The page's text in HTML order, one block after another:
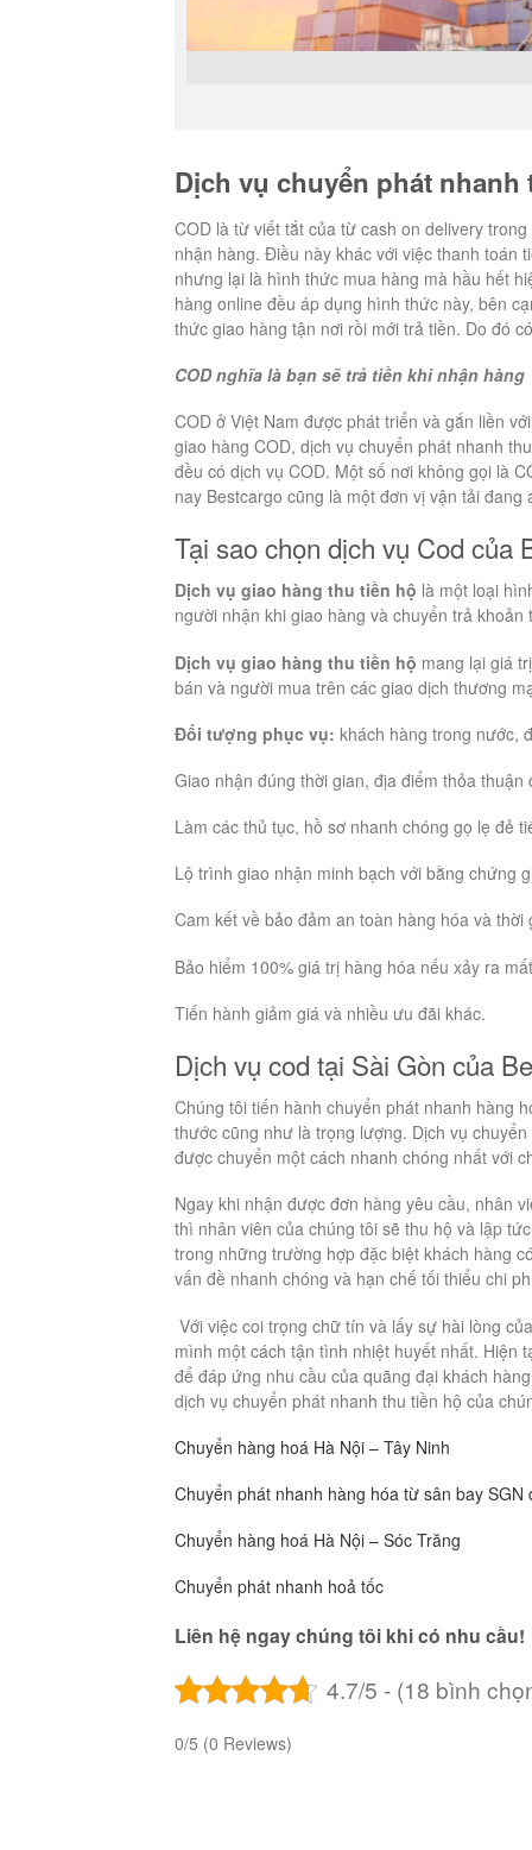
Dịch vụ chuyển phát nhanh
COD là từ viết tắt của từ cash on delivery
nhận hàng. Điều này khác với việc thanh toán
nhưng lại là hình thức mua hàng mà hầu hết
hàng online đều áp dụng hình thức này, bên
thức giao hàng tận nơi rồi mới trả tiền. Do đó
COD nghĩa là bạn sẽ trả tiền khi nhận hàng
COD ở Việt Nam được phát triển và gắn liền
giao hàng COD, dịch vụ chuyển phát nhanh
đều có dịch vụ COD. Một số nơi không gọi là
nay Bestcargo cũng là một đơn vị vận tải
Tại sao chọn dịch vụ Cod của
Dịch vụ giao hàng thu tiền hộ là một loại
người nhận khi giao hàng và chuyển trả khoản
Dịch vụ giao hàng thu tiền hộ mang lại giá
bán và người mua trên các giao dịch thương
Đối tượng phục vụ: khách hàng trong nước,
Giao nhận đúng thời gian, địa điểm thỏa
Làm các thủ tục, hồ sơ nhanh chóng gọ lẹ đẻ
Lộ trình giao nhận minh bạch với bằng chứng
Cam kết về bảo đảm an toàn hàng hóa và thời
Bảo hiểm 100% giá trị hàng hóa nếu xảy ra
Tiến hành giảm giá và nhiều ưu đãi khác.
Dịch vụ cod tại Sài Gòn của
Chúng tôi tiến hành chuyển phát nhanh hàng
thước cũng như là trọng lượng. Dịch vụ
được chuyển một cách nhanh chóng nhất với
Ngay khi nhận được đơn hàng yêu cầu, nhân
thì nhân viên của chúng tôi sẽ thu hộ và lập
trong những trường hợp đặc biệt khách hàng
vấn đề nhanh chóng và hạn chế tối thiểu chi
Với việc coi trọng chữ tín và lấy sự hài lòng
mình một cách tận tình nhiệt huyết nhất. Hiện
để đáp ứng nhu cầu của quãng đại khách
dịch vụ chuyển phát nhanh thu tiền hộ của
Chuyển hàng hoá Hà Nội – Tây Ninh
Chuyển phát nhanh hàng hóa từ sân bay SGN
Chuyển hàng hoá Hà Nội – Sóc Trăng
Chuyển phát nhanh hoả tốc
Liên hệ ngay chúng tôi khi có nhu cầu!
4.7/5 - (18 bình
0/5 (0 Reviews)